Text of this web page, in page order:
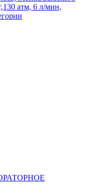
атм, 6 л/мин,